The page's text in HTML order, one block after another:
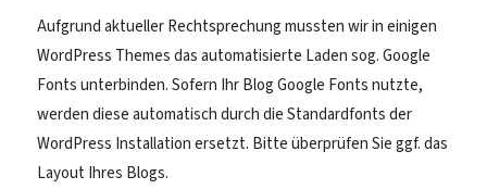
Aufgrund aktueller Rechtsprechung mussten wir in einigen
WordPress Themes das automatisierte Laden sog. Google
Fonts unterbinden. Sofern Ihr Blog Google Fonts nutzte,
werden diese automatisch durch die Standardfonts der
WordPress Installation ersetzt. Bitte überprüfen Sie ggf. das
Layout Ihres Blogs.